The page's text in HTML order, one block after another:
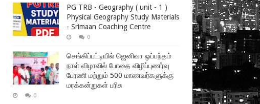
PG TRB - Geography ( unit - 1 )
Physical Geography Study Materials
- Srimaan Coaching Centre
0
செங்கிப்பட்டியில் ஜெனிவா ஒப்பந்தம்
நாள் விழாவில் போதை விழிப்புணர்வு
பேரணி மற்றும் 500 மாணவர்களுக்கு
மரக்கன்றுகள் பரிசு
0